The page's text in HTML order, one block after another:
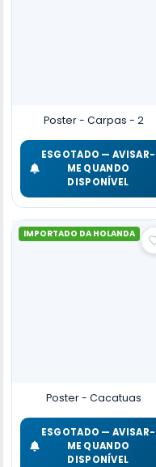
Poster - Carpas - 2
ESGOTADO — AVISAR-
ME QUANDO
DISPONÍVEL
IMPORTADO DA HOLANDA
Poster - Cacatuas
ESGOTADO — AVISAR-
ME QUANDO
DISPONÍVEL